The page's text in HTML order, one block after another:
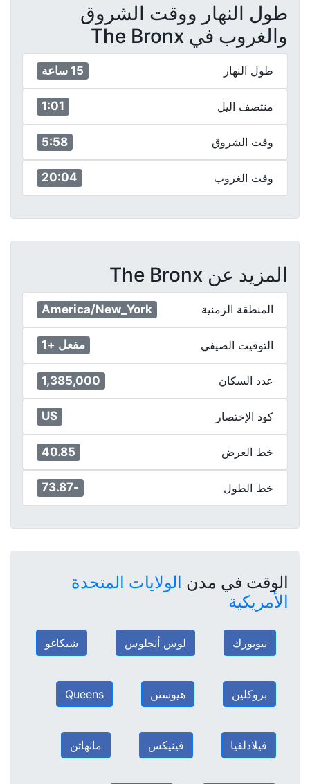
طول النهار ووقت الشروق
والغروب في The Bronx
طول النهار 15 ساعة
منتصف اليل 1:01
وقت الشروق 5:58
وقت الغروب 20:04
المزيد عن The Bronx
المنطقة الزمنية America/New_York
التوقيت الصيفي مفعل +1
عدد السكان 1,385,000
كود الإختصار US
خط العرض 40.85
خط الطول -73.87
الوقت في مدن الولايات المتحدة
الأمريكية
نيويورك لوس أنجلوس شيكاغو
بروكلين هيوستن Queens
فيلادلفيا فينيكس مانهاتن